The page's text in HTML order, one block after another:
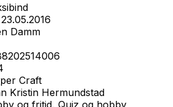
23.05.2016
Damm
Craft
Kristin Hermundstad
og fritid, Quiz og hobby